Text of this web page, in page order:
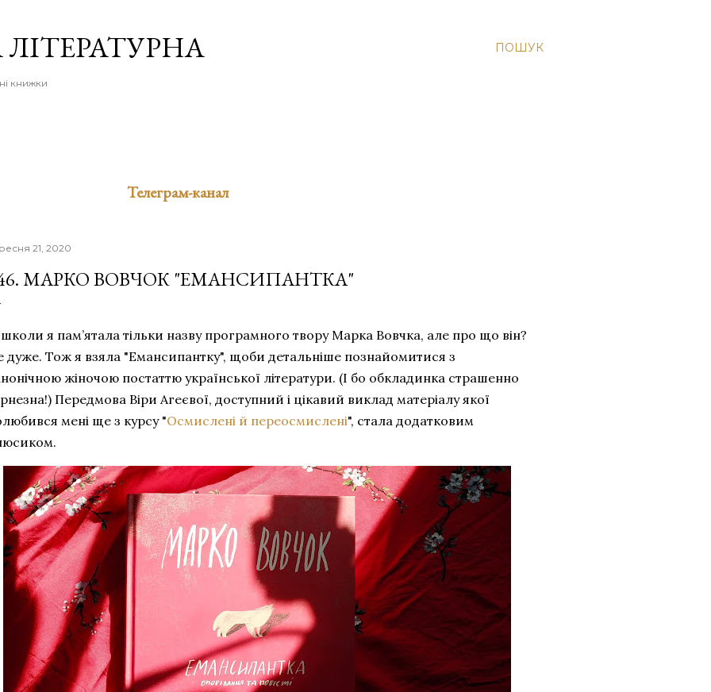
ПОШУК
книжки
Телеграм-канал
21, 2020
МАРКО ВОВЧОК "ЕМАНСИПАНТКА"
школи я пам’ятала тільки назву програмного твору Марка Вовчка, але про що він?
дуже. Тож я взяла "Емансипантку", щоби детальніше познайомитися з
жіночою постаттю української літератури. (І бо обкладинка страшенно
Передмова Віри Агеєвої, доступний і цікавий виклад матеріалу якої
мені ще з курсу "Осмислені й переосмислені", стала додатковим